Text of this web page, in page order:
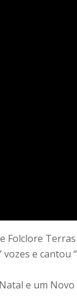
Folclore
e cantou
e um